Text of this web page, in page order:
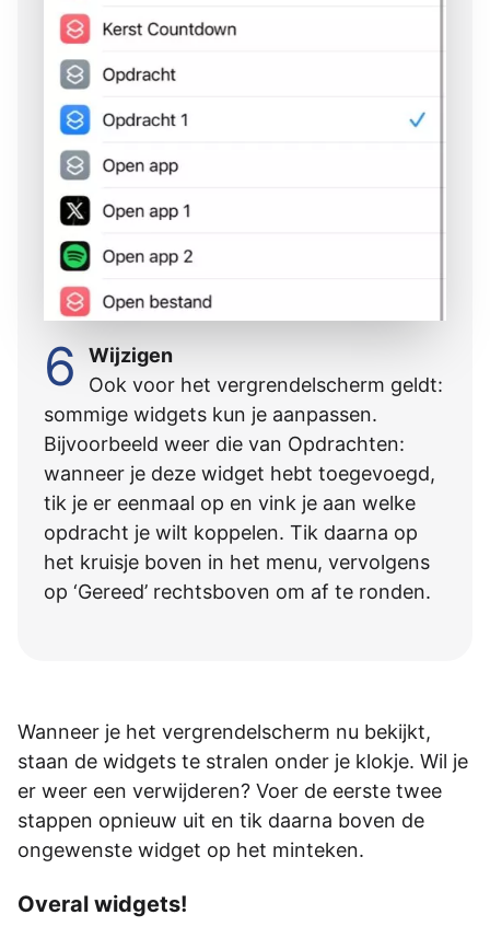
6
Wijzigen
Ook voor het vergrendelscherm geldt:
sommige widgets kun je aanpassen.
Bijvoorbeeld weer die van Opdrachten:
wanneer je deze widget hebt toegevoegd,
tik je er eenmaal op en vink je aan welke
opdracht je wilt koppelen. Tik daarna op
het kruisje boven in het menu, vervolgens
op ‘Gereed’ rechtsboven om af te ronden.
Wanneer je het vergrendelscherm nu bekijkt,
staan de widgets te stralen onder je klokje. Wil je
er weer een verwijderen? Voer de eerste twee
stappen opnieuw uit en tik daarna boven de
ongewenste widget op het minteken.
Overal widgets!